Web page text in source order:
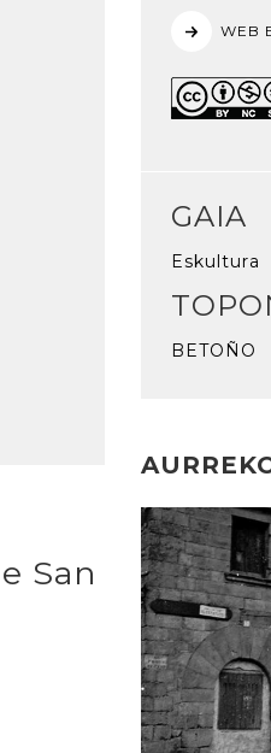
San
WEB
GAIA
Eskultura
BETOÑO
Irakurri